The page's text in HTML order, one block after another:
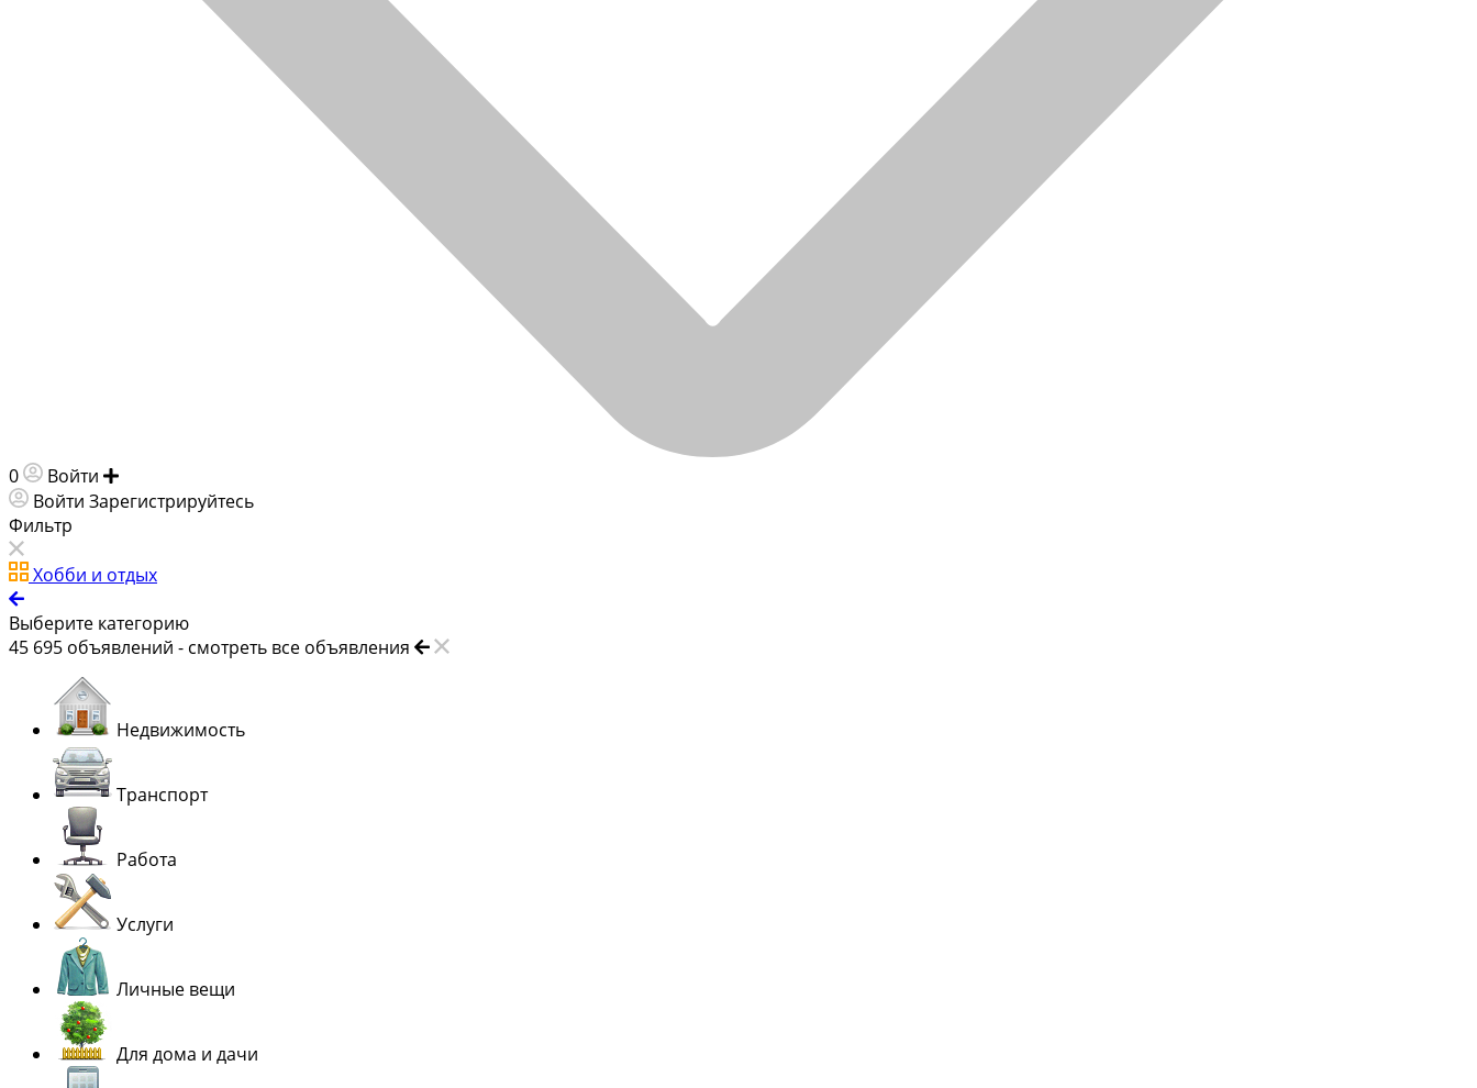
0 Войти
Войти Зарегистрируйтесь
Фильтр
Хобби и отдых
Выберите категорию
45 695 объявлений - смотреть все объявления
Недвижимость
Транспорт
Работа
Услуги
Личные вещи
Для дома и дачи